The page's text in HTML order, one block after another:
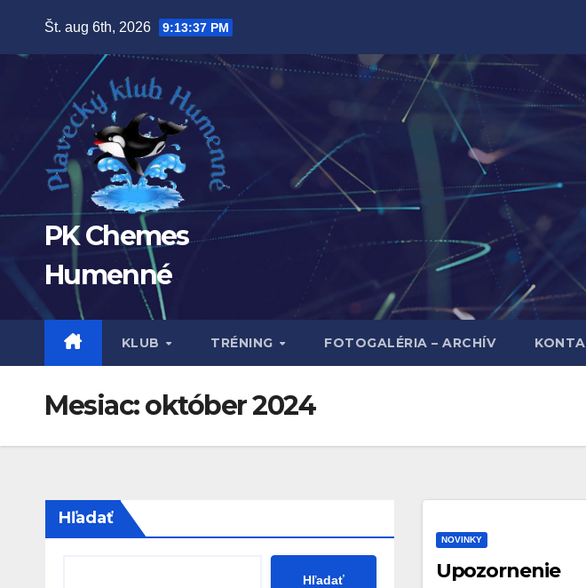
Št. aug 6th, 2026 9:13:38 PM
PK Chemes
Humenné
KLUB TRÉNING FOTOGALÉRIA – ARCHÍV
Mesiac:október 2024
Hľadať
Hľadať
NOVINKY
Upozornenie